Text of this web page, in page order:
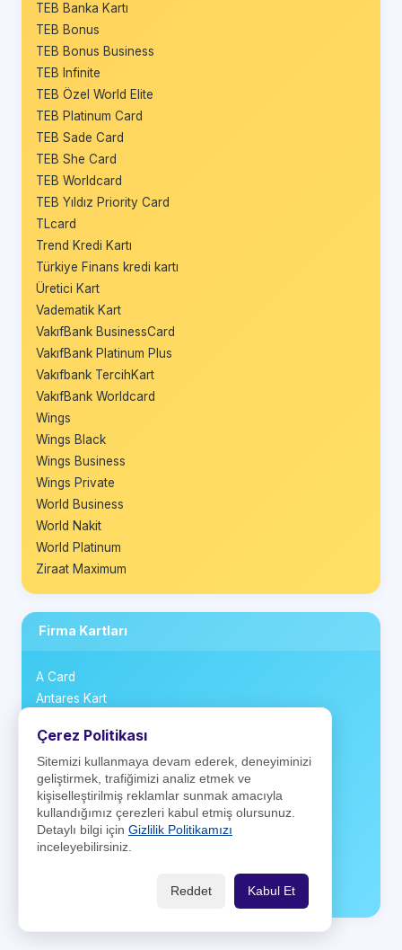
TEB Banka Kartı
TEB Bonus
TEB Bonus Business
TEB Infinite
TEB Özel World Elite
TEB Platinum Card
TEB Sade Card
TEB She Card
TEB Worldcard
TEB Yıldız Priority Card
TLcard
Trend Kredi Kartı
Türkiye Finans kredi kartı
Üretici Kart
Vadematik Kart
VakıfBank BusinessCard
VakıfBank Platinum Plus
Vakıfbank TercihKart
VakıfBank Worldcard
Wings
Wings Black
Wings Business
Wings Private
World Business
World Nakit
World Platinum
Ziraat Maximum
Firma Kartları
A Card
Antares Kart
BP Club Card
CarrefourSA Kart
Kartuş
Ki! Kart
Money Club Card
Opet Kart
Çerez Politikası
Sitemizi kullanmaya devam ederek, deneyiminizi
geliştirmek, trafiğimizi analiz etmek ve
kişiselleştirilmiş reklamlar sunmak amacıyla
kullandığımız çerezleri kabul etmiş olursunuz.
Detaylı bilgi için Gizlilik Politikamızı
inceleyebilirsiniz.
Reddet Kabul Et